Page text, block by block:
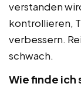
verstanden
kontrollieren,
verbessern.
schwach.
Wie finde ich